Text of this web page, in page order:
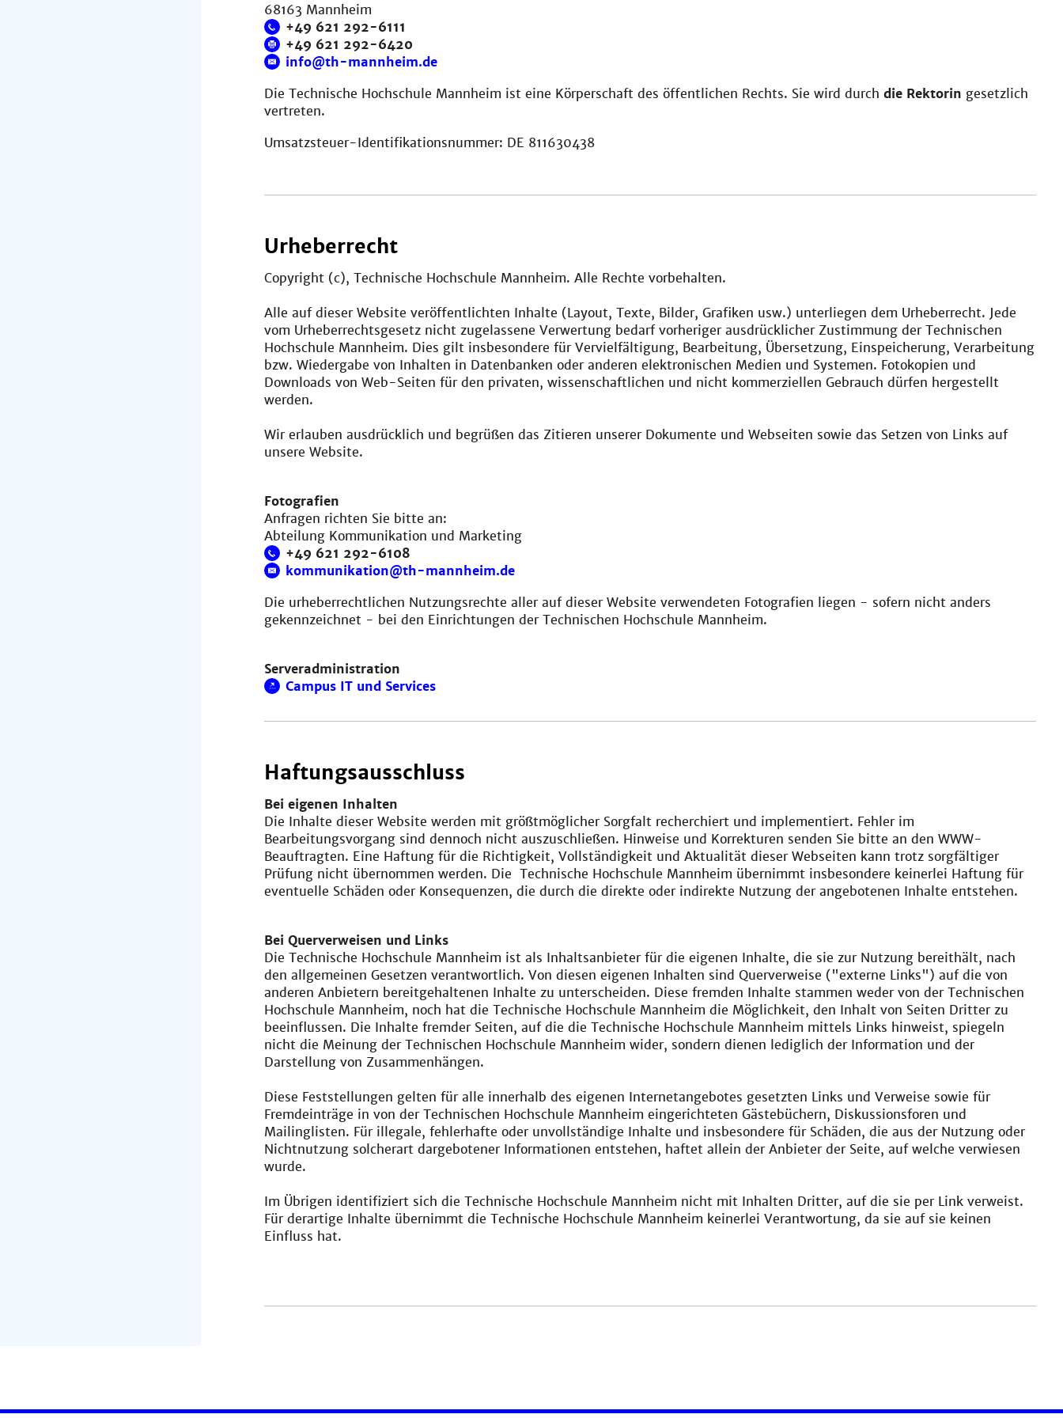
68163 Mannheim
+49 621 292-6111
+49 621 292-6420
info@th-mannheim.de
Die Technische Hochschule Mannheim ist eine Körperschaft des öffentlichen Rechts. Sie wird durch die Rektorin gesetzlich
vertreten.
Umsatzsteuer-Identifikationsnummer: DE 811630438
Urheberrecht
Copyright (c), Technische Hochschule Mannheim. Alle Rechte vorbehalten.
Alle auf dieser Website veröffentlichten Inhalte (Layout, Texte, Bilder, Grafiken usw.) unterliegen dem Urheberrecht. Jede
vom Urheberrechtsgesetz nicht zugelassene Verwertung bedarf vorheriger ausdrücklicher Zustimmung der Technischen
Hochschule Mannheim. Dies gilt insbesondere für Vervielfältigung, Bearbeitung, Übersetzung, Einspeicherung, Verarbeitung
bzw. Wiedergabe von Inhalten in Datenbanken oder anderen elektronischen Medien und Systemen. Fotokopien und
Downloads von Web-Seiten für den privaten, wissenschaftlichen und nicht kommerziellen Gebrauch dürfen hergestellt
werden.
Wir erlauben ausdrücklich und begrüßen das Zitieren unserer Dokumente und Webseiten sowie das Setzen von Links auf
unsere Website.
Fotografien
Anfragen richten Sie bitte an:
Abteilung Kommunikation und Marketing
+49 621 292-6108
kommunikation@th-mannheim.de
Die urheberrechtlichen Nutzungsrechte aller auf dieser Website verwendeten Fotografien liegen - sofern nicht anders
gekennzeichnet - bei den Einrichtungen der Technischen Hochschule Mannheim.
Serveradministration
Campus IT und Services
Haftungsausschluss
Bei eigenen Inhalten
Die Inhalte dieser Website werden mit größtmöglicher Sorgfalt recherchiert und implementiert. Fehler im
Bearbeitungsvorgang sind dennoch nicht auszuschließen. Hinweise und Korrekturen senden Sie bitte an den WWW-
Beauftragten. Eine Haftung für die Richtigkeit, Vollständigkeit und Aktualität dieser Webseiten kann trotz sorgfältiger
Prüfung nicht übernommen werden. Die Technische Hochschule Mannheim übernimmt insbesondere keinerlei Haftung für
eventuelle Schäden oder Konsequenzen, die durch die direkte oder indirekte Nutzung der angebotenen Inhalte entstehen.
Bei Querverweisen und Links
Die Technische Hochschule Mannheim ist als Inhaltsanbieter für die eigenen Inhalte, die sie zur Nutzung bereithält, nach
den allgemeinen Gesetzen verantwortlich. Von diesen eigenen Inhalten sind Querverweise ("externe Links") auf die von
anderen Anbietern bereitgehaltenen Inhalte zu unterscheiden. Diese fremden Inhalte stammen weder von der Technischen
Hochschule Mannheim, noch hat die Technische Hochschule Mannheim die Möglichkeit, den Inhalt von Seiten Dritter zu
beeinflussen. Die Inhalte fremder Seiten, auf die die Technische Hochschule Mannheim mittels Links hinweist, spiegeln
nicht die Meinung der Technischen Hochschule Mannheim wider, sondern dienen lediglich der Information und der
Darstellung von Zusammenhängen.
Diese Feststellungen gelten für alle innerhalb des eigenen Internetangebotes gesetzten Links und Verweise sowie für
Fremdeinträge in von der Technischen Hochschule Mannheim eingerichteten Gästebüchern, Diskussionsforen und
Mailinglisten. Für illegale, fehlerhafte oder unvollständige Inhalte und insbesondere für Schäden, die aus der Nutzung oder
Nichtnutzung solcherart dargebotener Informationen entstehen, haftet allein der Anbieter der Seite, auf welche verwiesen
wurde.
Im Übrigen identifiziert sich die Technische Hochschule Mannheim nicht mit Inhalten Dritter, auf die sie per Link verweist.
Für derartige Inhalte übernimmt die Technische Hochschule Mannheim keinerlei Verantwortung, da sie auf sie keinen
Einfluss hat.